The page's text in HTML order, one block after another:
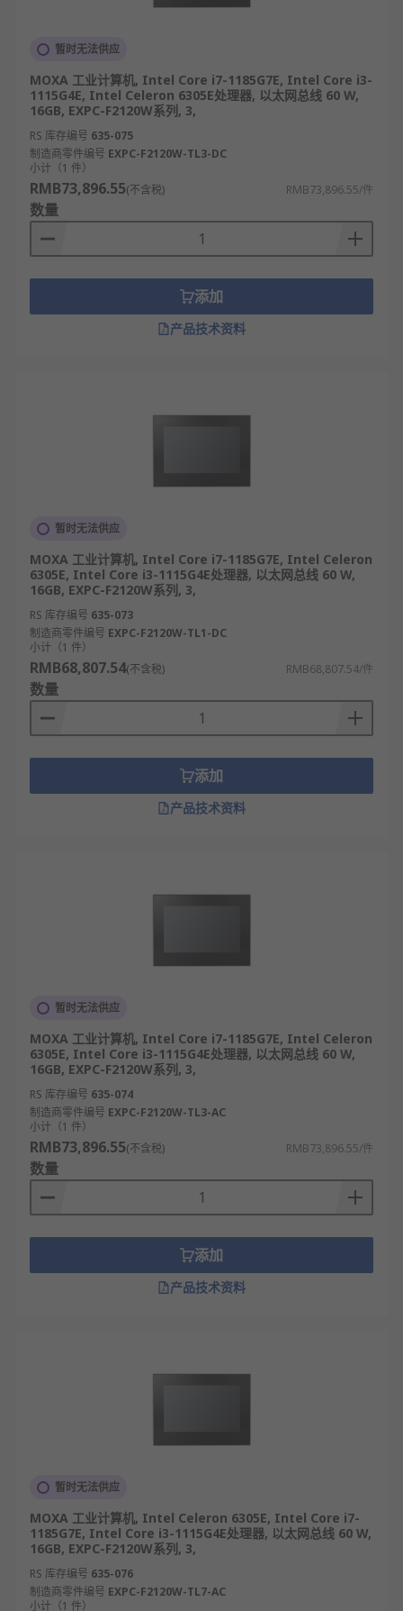
暂时无法供应
MOXA 工业计算机, Intel Core i7-1185G7E, Intel Core i3-
1115G4E, Intel Celeron 6305E处理器, 以太网总线 60 W,
16GB, EXPC-F2120W系列, 3,
RS 库存编号 635-075
制造商零件编号 EXPC-F2120W-TL3-DC
小计（1 件）
RMB73,896.55(不含税) RMB73,896.55/件
数量
添加
产品技术资料
暂时无法供应
MOXA 工业计算机, Intel Core i7-1185G7E, Intel Celeron
6305E, Intel Core i3-1115G4E处理器, 以太网总线 60 W,
16GB, EXPC-F2120W系列, 3,
RS 库存编号 635-073
制造商零件编号 EXPC-F2120W-TL1-DC
小计（1 件）
RMB68,807.54(不含税) RMB68,807.54/件
数量
添加
产品技术资料
暂时无法供应
MOXA 工业计算机, Intel Core i7-1185G7E, Intel Celeron
6305E, Intel Core i3-1115G4E处理器, 以太网总线 60 W,
16GB, EXPC-F2120W系列, 3,
RS 库存编号 635-074
制造商零件编号 EXPC-F2120W-TL3-AC
小计（1 件）
RMB73,896.55(不含税) RMB73,896.55/件
数量
添加
产品技术资料
暂时无法供应
MOXA 工业计算机, Intel Celeron 6305E, Intel Core i7-
1185G7E, Intel Core i3-1115G4E处理器, 以太网总线 60 W,
16GB, EXPC-F2120W系列, 3,
RS 库存编号 635-076
制造商零件编号 EXPC-F2120W-TL7-AC
小计（1 件）